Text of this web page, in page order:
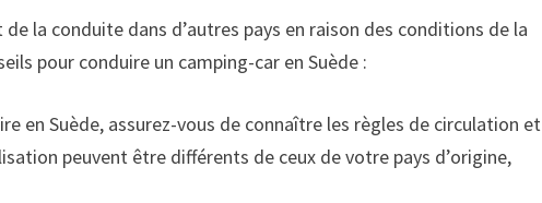
la conduite dans d’autres pays en raison des conditions de la
pour conduire un camping-car en Suède :
en Suède, assurez-vous de connaître les règles de circulation et
peuvent être différents de ceux de votre pays d’origine,